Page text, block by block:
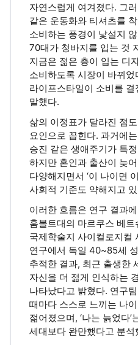
자연스럽게 여겨졌다. 그
같은 운동화와 티셔츠를
소비하는 풍경이 낯설지
70대가 청바지를 입는 것
지금은 젊은 층이 입는 디
소비하도록 시장이 바뀌었
라이프스타일이 소비를 결
말했다.
삶의 이정표가 달라진 점
요인으로 꼽힌다. 과거에
승진 같은 생애주기가 특
하지만 혼인과 출산이 늦
다양해지면서 ‘이 나이면
사회적 기준도 약해지고
이러한 흐름은 연구 결과
훔볼트대의 마르쿠스 베
국제학술지 사이컬로지컬
연구에서 독일 40~85세
추적한 결과, 최근 출생한
자신을 더 젊게 인식하는
나타났다고 밝혔다. 연구
때마다 스스로 느끼는 나
젊어졌으며, ‘나는 늙었다
세대보다 완만했다고 분석